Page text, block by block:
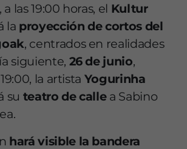
, a las 19:00 horas, el Kultur
la proyección de cortos del
, centrados en realidades
siguiente, 26 de junio,
la artista Yogurinha
su teatro de callea Sabino
hará visible la bandera